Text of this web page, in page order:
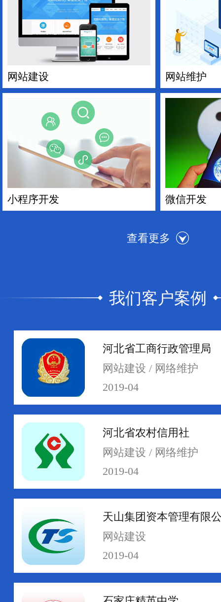
网站建设 网站维护
小程序开发 微信开发
网络运维 网络安全
我们客户案例
河北省工商行政管理局
网站建设 / 网络维护
2019-04
河北省农村信用社
网站建设 / 网络维护
2019-04
天山集团资本管理有限
网站建设
2019-04